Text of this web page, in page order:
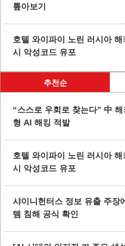
톺아보기
호텔 와이파이 노린 러시아
시 악성코드 유포
추천순
“스스로 우회로 찾는다” 中 해
형 AI 해킹 적발
호텔 와이파이 노린 러시아
시 악성코드 유포
샤이니헌터스 정보 유출 주장
템 침해 공식 확인